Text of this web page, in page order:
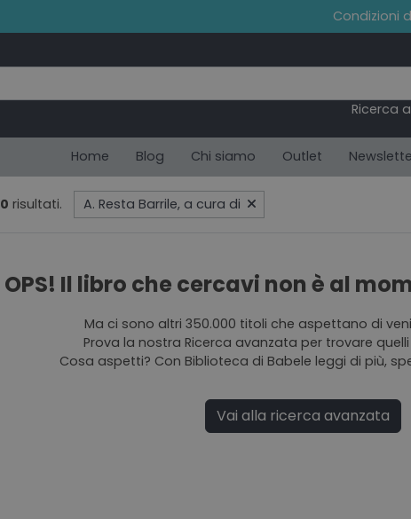
Condizioni
Ricerca
Home Blog Chi siamo Outlet
0 risultati. A. Resta Barrile, a cura di
OPS! Il libro che cercavi non è al
Ma ci sono altri 350.000 titoli che aspettano di
Prova la nostra Ricerca avanzata per trovare
Cosa aspetti? Con Biblioteca di Babele leggi di più,
Vai alla ricerca avanzata